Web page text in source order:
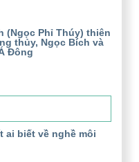
(Ngọc Phỉ Thúy) thiên
thủy, Ngọc Bích và
Đông
ai biết về nghề môi